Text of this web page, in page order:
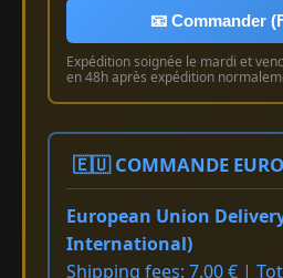
📧 Commander
Expédition soignée le mardi et
en 48h après expédition
🇪🇺 COMMANDE
European Union
International)
Shipping fees: 7.00 € |